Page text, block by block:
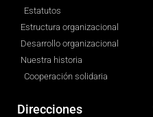
Estatutos
Estructura organizacional
Desarrollo organizacional
Nuestra historia
Cooperación solidaria
Direcciones